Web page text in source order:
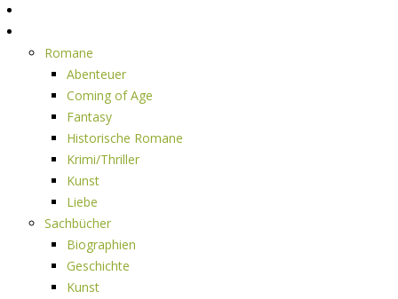
Romane
Abenteuer
Coming of Age
Fantasy
Historische Romane
Krimi/Thriller
Kunst
Liebe
Sachbücher
Biographien
Geschichte
Kunst